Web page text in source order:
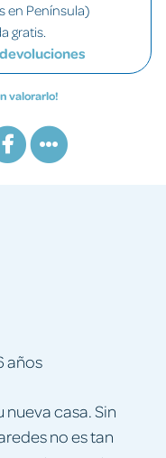
en Península)
gratis.
valorarlo!
casa. Sin
no es tan
años